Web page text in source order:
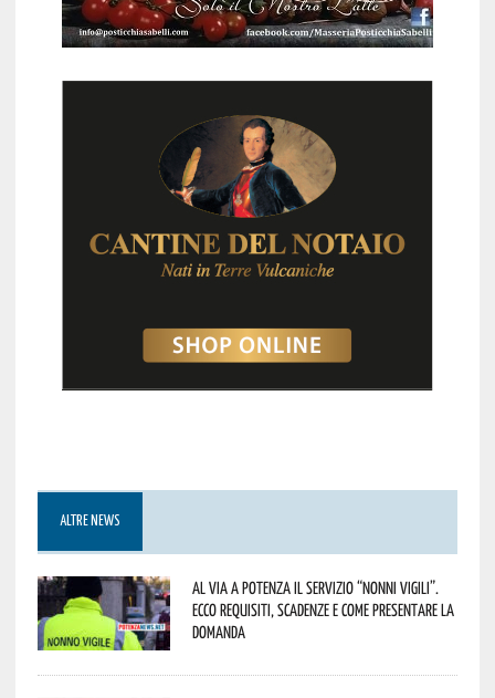
ALTRE NEWS
Al via a Potenza il servizio “Nonni Vigili”.
Ecco requisiti, scadenze e come presentare la
domanda